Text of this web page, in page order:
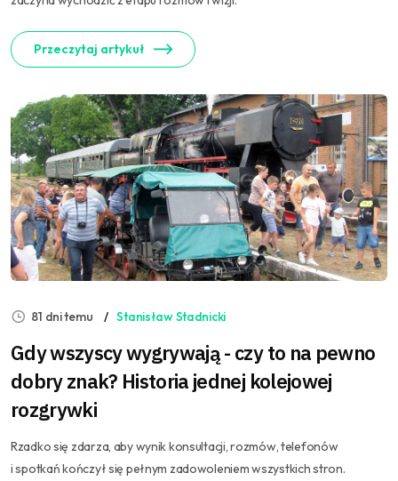
Przeczytaj artykuł
81 dni temu Stanisław Stadnicki
Gdy wszyscy wygrywają - czy to na pewno
dobry znak? Historia jednej kolejowej
rozgrywki
Rzadko się zdarza, aby wynik konsultacji, rozmów, telefonów
i spotkań kończył się pełnym zadowoleniem wszystkich stron.